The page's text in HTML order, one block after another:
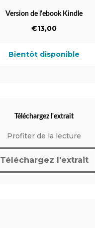
Version de l'ebook Kindle
€13,00
Bientôt disponible
Téléchargez l'extrait
Profiter de la lecture
Téléchargez l'extrait